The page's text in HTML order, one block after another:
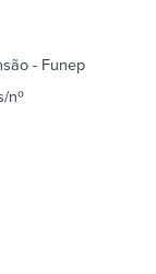
- Funep
nº